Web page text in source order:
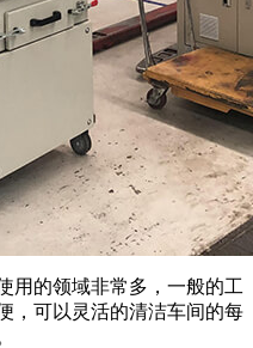
的领域非常多，一般的工
，可以灵活的清洁车间的每